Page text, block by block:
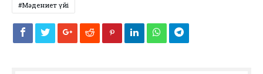
Мәдениет үйі